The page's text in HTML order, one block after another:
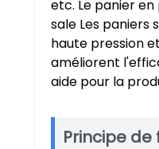
etc. Le panier
sale Les
haute pression
améliorent
aide pour la
Principe